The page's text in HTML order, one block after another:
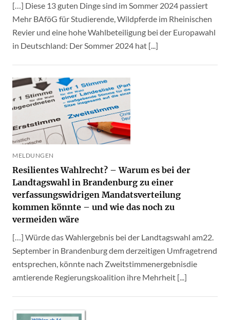
[…] Diese 13 guten Dinge sind im Sommer 2024 passiert
Mehr BAföG für Studierende, Wildpferde im Rheinischen
Revier und eine hohe Wahlbeteiligung bei der Europawahl
in Deutschland: Der Sommer 2024 hat [...]
MELDUNGEN
Resilientes Wahlrecht? – Warum es bei der
Landtagswahl in Brandenburg zu einer
verfassungswidrigen Mandatsverteilung
kommen könnte – und wie das noch zu
vermeiden wäre
[…] Würde das Wahlergebnis bei der Landtagswahl am22.
September in Brandenburg dem derzeitigen Umfragetrend
entsprechen, könnte nach Zweitstimmenergebnisdie
amtierende Regierungskoalition ihre Mehrheit [...]